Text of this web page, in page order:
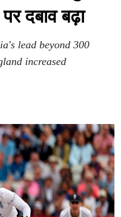
दबाव बढ़ा
lead beyond 300
increased